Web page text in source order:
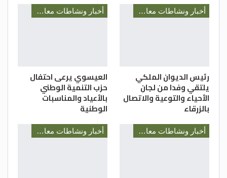
أخبار ونشاطات معالي رئيس الديوان الملكي السيد يوسف العيسوي
رئيس الديوان الملكي
يلتقي وفدا من لجان
الأحياء والتوعية والاتصال
بالزرقاء
أخبار ونشاطات معالي رئيس الديوان الملكي السيد يوسف العيسوي
العيسوي يرعى احتفال
حزب التنمية الوطني
بالأعياد والمناسبات
الوطنية
أخبار ونشاطات معالي رئيس الديوان الملكي السيد يوسف العيسوي أخبار ونشاطات معالي رئيس الديوان الملكي السيد يوسف العيسوي